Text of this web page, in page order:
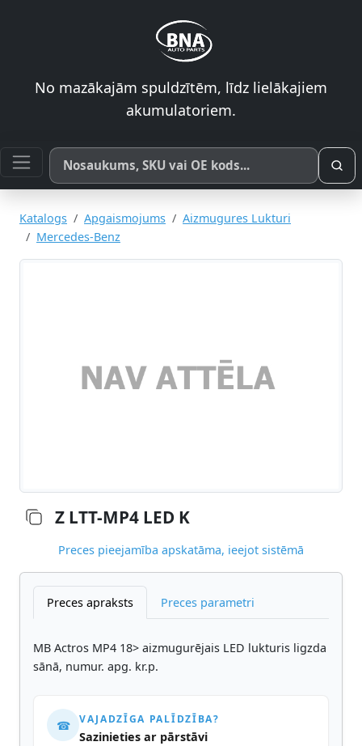
No mazākajām spuldzītēm, līdz lielākajiem
akumulatoriem.
Meklēt pēc produkta nosaukuma, SKU vai OE koda
Katalogs Apgaismojums
Aizmugures Lukturi
Mercedes-Benz
Z LTT-MP4 LED K
Preces pieejamība apskatāma, ieejot sistēmā
Preces apraksts Preces parametri
MB Actros MP4 18> aizmugurējais LED lukturis ligzda
sānā, numur. apg. kr.p.
☎ VAJADZĪGA PALĪDZĪBA?
Sazinieties ar pārstāvi